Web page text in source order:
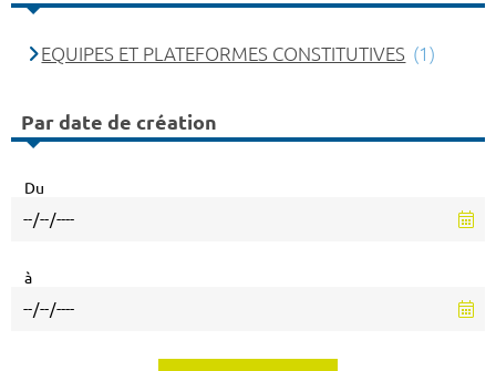
EQUIPES ET PLATEFORMES CONSTITUTIVES (1)
Par date de création
Du
à